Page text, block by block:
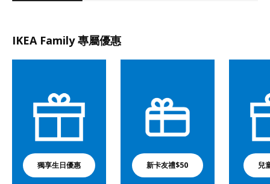
IKEA Family 專屬優惠
獨享生日優惠 新卡友禮$50 兒